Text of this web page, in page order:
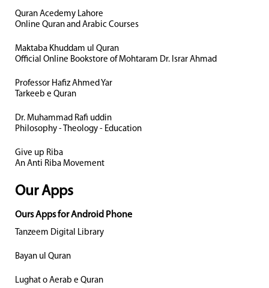
Quran Acedemy Lahore
Online Quran and Arabic Courses
Maktaba Khuddam ul Quran
Official Online Bookstore of Mohtaram Dr. Israr Ahmad
Professor Hafiz Ahmed Yar
Tarkeeb e Quran
Dr. Muhammad Rafi uddin
Philosophy - Theology - Education
Give up Riba
An Anti Riba Movement
Our Apps
Ours Apps for Android Phone
Tanzeem Digital Library
Bayan ul Quran
Lughat o Aerab e Quran